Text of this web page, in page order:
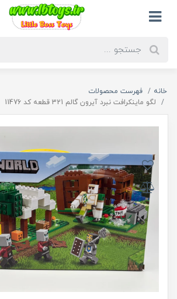
خانه
فهرست محصولات
لگو ماینکرافت نبرد آیرون گالم 321 قطعه کد 11476